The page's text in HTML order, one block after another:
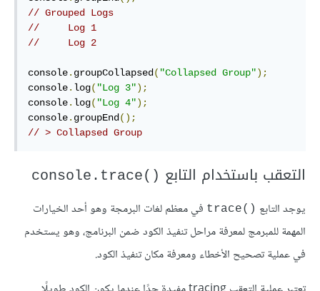
// Grouped Logs
//     Log 1
//     Log 2
console. groupCollapsed ( "Collapsed Group");
console. log( "Log 3");
console. log( "Log 4");
console. groupEnd ();
// > Collapsed Group
التعقب باستخدام التابع ()console.trace
يوجد التابع ()trace
في معظم لغات البرمجة وهو أحد الخيارات
المهمة للمبرمج لمعرفة مراحل تنفيذ الكود ضمن البرنامج، وهو يستخدم
في عملية تصحيح الأخطاء ومعرفة مكان تنفيذ الكود.